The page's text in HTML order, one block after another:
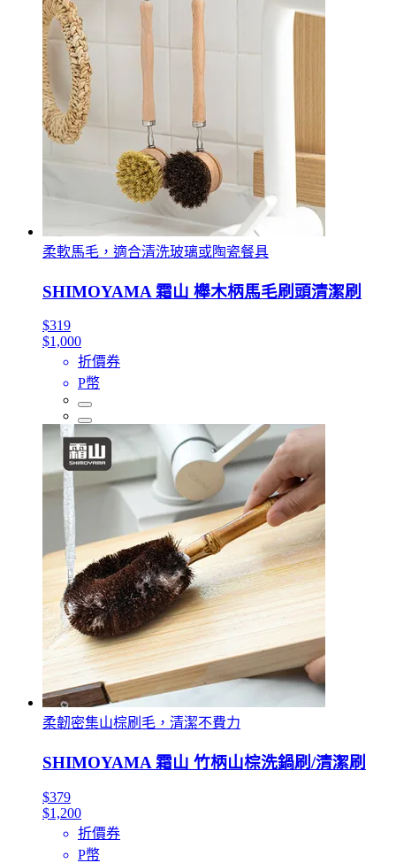
柔軟馬毛，適合清洗玻璃或陶瓷餐具
SHIMOYAMA 霜山 櫸木柄馬毛刷頭清潔刷
$319
$1,000
折價券
P幣
柔韌密集山棕刷毛，清潔不費力
SHIMOYAMA 霜山 竹柄山棕洗鍋刷/清潔刷
$379
$1,200
折價券
P幣